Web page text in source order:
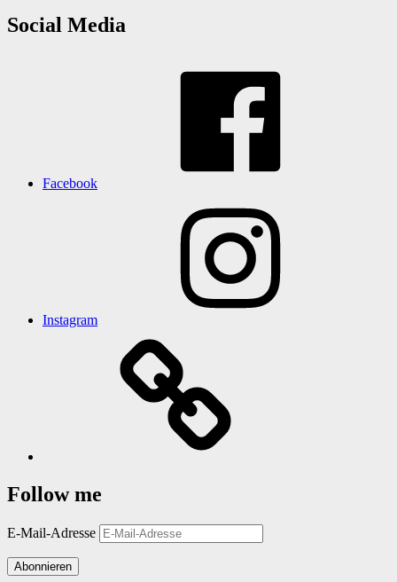
Social Media
Facebook
Instagram
Follow me
E-Mail-Adresse
Abonnieren